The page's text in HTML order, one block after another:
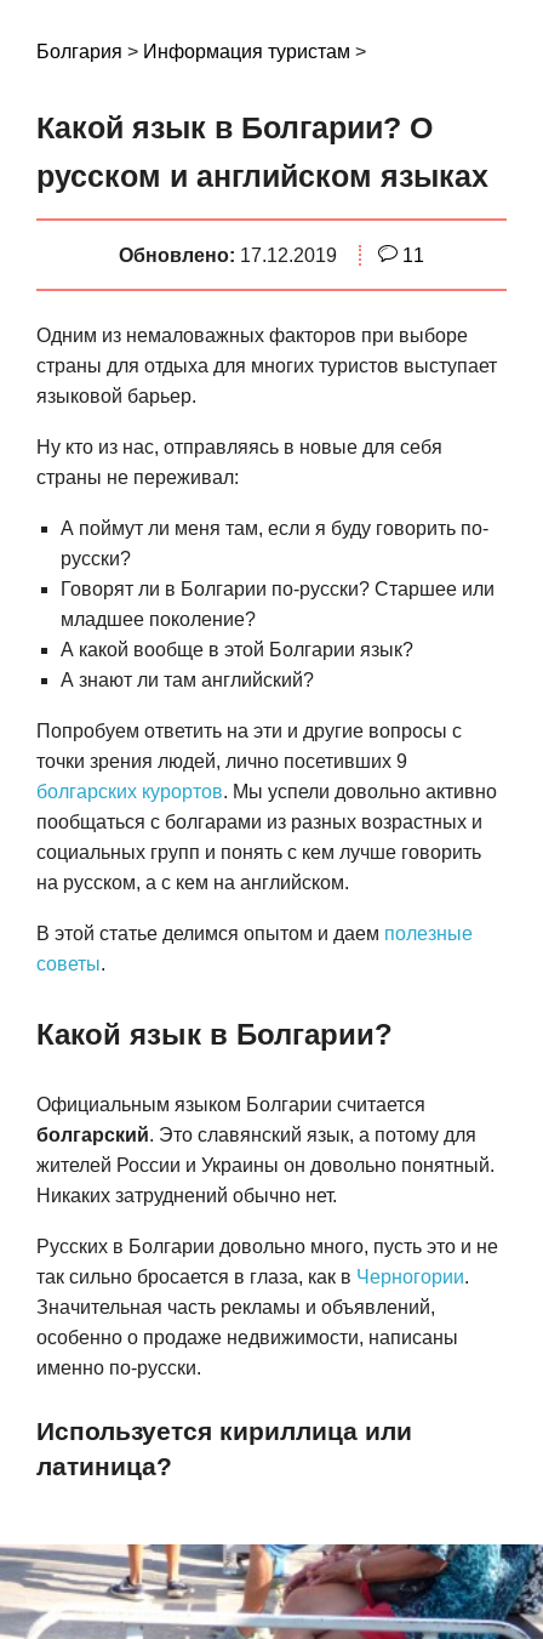
Болгария > Информация туристам >
Какой язык в Болгарии? О
русском и английском языках
Обновлено: 17.12.2019 11
Одним из немаловажных факторов при выборе
страны для отдыха для многих туристов выступает
языковой барьер.
Ну кто из нас, отправляясь в новые для себя
страны не переживал:
А поймут ли меня там, если я буду говорить по-
русски?
Говорят ли в Болгарии по-русски? Старшее или
младшее поколение?
А какой вообще в этой Болгарии язык?
А знают ли там английский?
Попробуем ответить на эти и другие вопросы с
точки зрения людей, лично посетивших 9
болгарских курортов. Мы успели довольно активно
пообщаться с болгарами из разных возрастных и
социальных групп и понять с кем лучше говорить
на русском, а с кем на английском.
В этой статье делимся опытом и даем полезные
советы.
Какой язык в Болгарии?
Официальным языком Болгарии считается
болгарский. Это славянский язык, а потому для
жителей России и Украины он довольно понятный.
Никаких затруднений обычно нет.
Русских в Болгарии довольно много, пусть это и не
так сильно бросается в глаза, как в Черногории.
Значительная часть рекламы и объявлений,
особенно о продаже недвижимости, написаны
именно по-русски.
Используется кириллица или
латиница?